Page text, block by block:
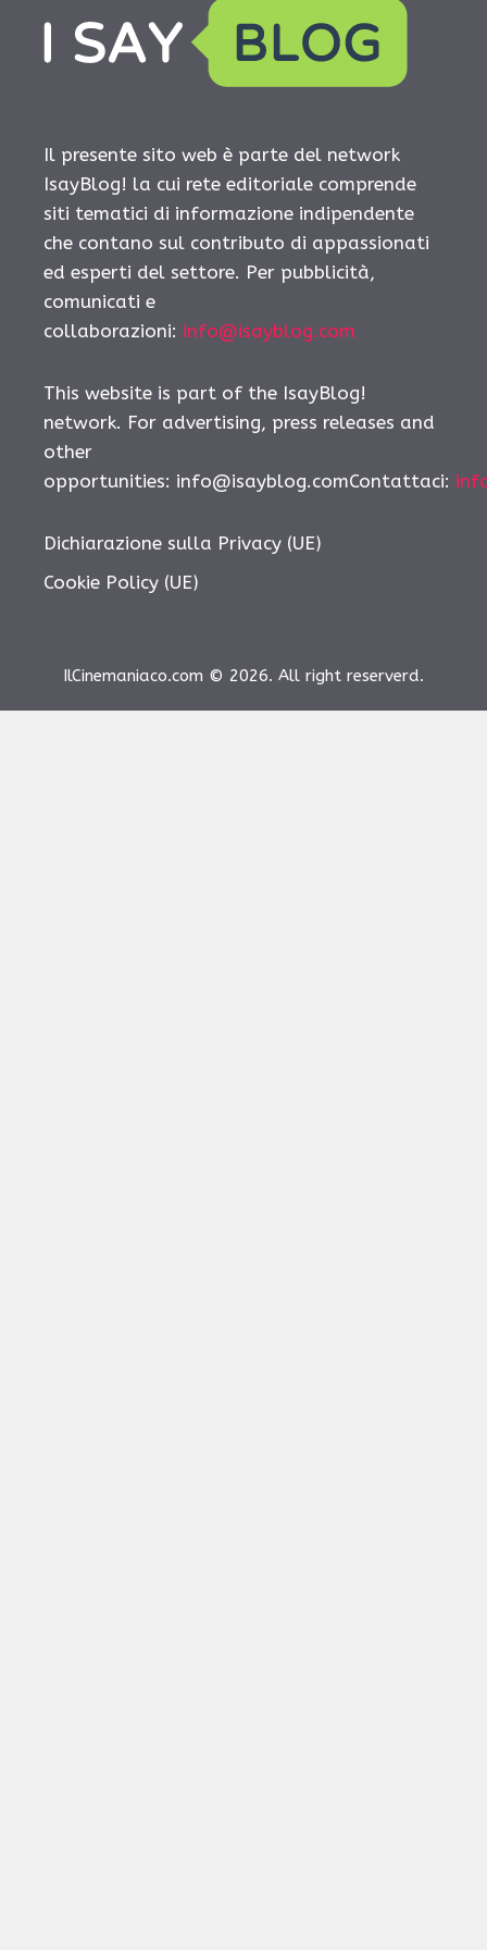
Il presente sito web è parte del network
IsayBlog! la cui rete editoriale comprende
siti tematici di informazione indipendente
che contano sul contributo di appassionati
ed esperti del settore. Per pubblicità,
comunicati e
collaborazioni: info@isayblog.com
This website is part of the IsayBlog!
network. For advertising, press releases and
other
opportunities: info@isayblog.comContattaci:
Dichiarazione sulla Privacy (UE)
Cookie Policy (UE)
IlCinemaniaco.com © 2026. All right reserverd.